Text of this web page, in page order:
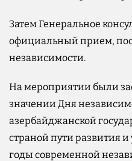
Затем Генеральное
официальный прием,
независимости.
На мероприятии были
значении Дня
азербайджанской
страной пути развития и
годы современной